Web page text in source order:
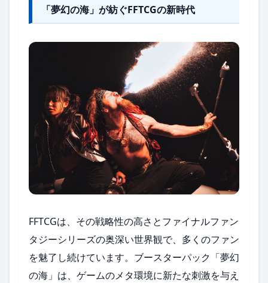
「夢幻の海」が紡ぐFFTCGの新時代
FFTCGは、その戦略性の高さとファイナルファン
タジーシリーズの奥深い世界観で、多くのファン
を魅了し続けています。ブースターパック「夢幻
の海」は、ゲームのメタ環境に新たな刺激を与え